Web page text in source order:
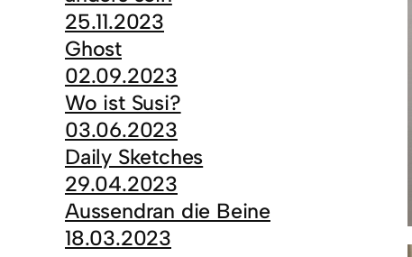
25.11.2023
Ghost
02.09.2023
Wo ist Susi?
03.06.2023
Daily Sketches
29.04.2023
Aussendran die Beine
18.03.2023